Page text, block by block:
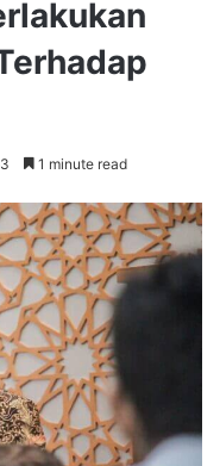
1 minute read